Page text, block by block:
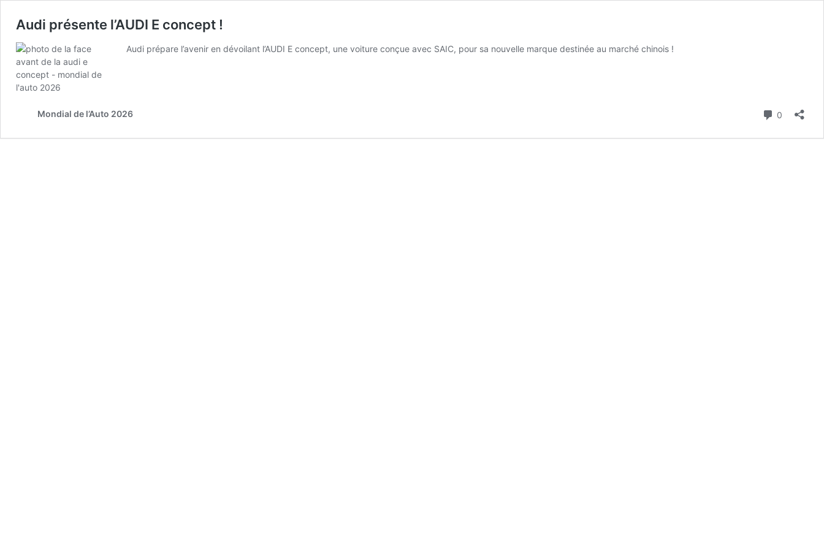
Audi présente l’AUDI E concept !
Audi prépare l’avenir en dévoilant l’AUDI E concept, une voiture conçue avec SAIC, pour sa nouvelle marque destinée au marché chinois !
Mondial de l’Auto 2026 0